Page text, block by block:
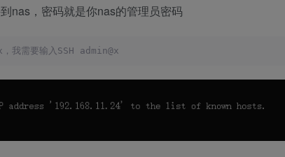
nas，密码就是你nas的管理员密码
我需要输入SSH admin@x